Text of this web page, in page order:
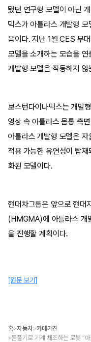
됐던 연구형 모델이 아닌
믹스가 아틀라스 개발형
음이다. 지난 1월 CES 무
모델을 소개하는 모습을
개발형 모델은 작동하지 않
보스턴다이나믹스는 개발
영상 속 아틀라스 몸통 측
아틀라스 개발형 모델은
적용 가능한 유연성이 탑
화된 모델이다.
현대차그룹은 앞으로 현대
(HMGMA)에 아틀라스 개
을 진행할 계획이다.
[원문 보기]
홈>자동차>카매거진
>